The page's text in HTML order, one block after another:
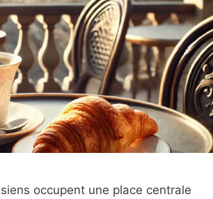
occupent une place centrale